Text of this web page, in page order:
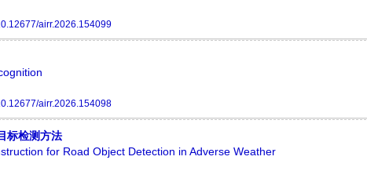
airr.2026.154099
airr.2026.154098
标检测方法
for Road Object Detection in Adverse Weather